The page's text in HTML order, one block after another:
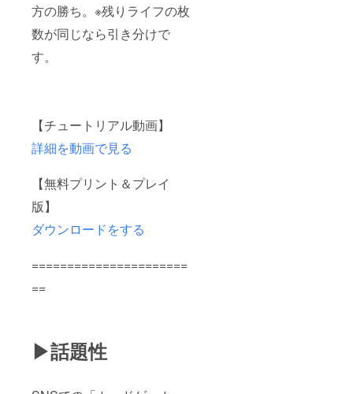
方の勝ち。※残りライフの枚
数が同じなら引き分けで
す。
【チュートリアル動画】
詳細を動画で見る
【無料プリント＆プレイ
版】
ダウンロードをする
======================
==
▶話題性